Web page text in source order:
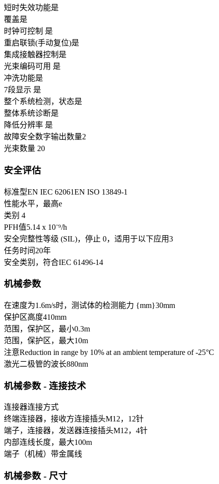
短时失效功能是
覆盖是
时钟可控制 是
重启联锁(手动复位)是
集成接触器控制 是
光束编码可用 是
冲洗功能是
7段显示 是
整个系统检测，状态是
整体系统诊断是
降低分辨率 是
故障安全数字输出数量2
光束数量 20
安全评估
标准型EN IEC 62061EN ISO 13849-1
性能水平，最高e
类别 4
PFH值5.14 x 10⁻⁹/h
安全完整性等级 (SIL)，停止 0，适用于以下应用3
任务时间 20年
安全类别，符合IEC 61496-14
机械参数
在速度为1.6m/s时，测试体的检测能力 {mm}30mm
保护区高度410mm
范围，保护区，最小0.3m
范围，保护区，最大10m
注意Reduction in range by 10% at an ambient temperature of -25°C
激光二极管的波长880nm
机械参数 - 连接技术
连接器连接方式
终端连接器，接收方连接插头M12，12针
端子，连接器，发送器连接插头M12，4针
内部连线长度，最大100m
端子（机械） 带金属线
机械参数 - 尺寸